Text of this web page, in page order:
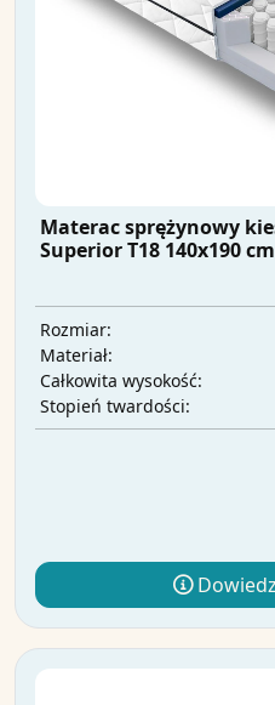
Materac sprężynowy
Superior T18 140x190
Rozmiar:
Materiał:
Całkowita wysokość:
Stopień twardości: